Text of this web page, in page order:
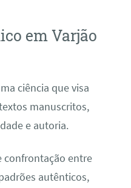
em Varjão
ciência que visa
manuscritos,
e autoria.
confrontação entre
autênticos,